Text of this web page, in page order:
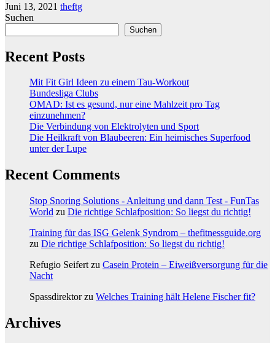
Juni 13, 2021 theftg
Suchen
Suchen
Recent Posts
Mit Fit Girl Ideen zu einem Tau-Workout
Bundesliga Clubs
OMAD: Ist es gesund, nur eine Mahlzeit pro Tag
einzunehmen?
Die Verbindung von Elektrolyten und Sport
Die Heilkraft von Blaubeeren: Ein heimisches Superfood
unter der Lupe
Recent Comments
Stop Snoring Solutions - Anleitung und dann Test - FunTas
World zu Die richtige Schlafposition: So liegst du richtig!
Training für das ISG Gelenk Syndrom – thefitnessguide.org
zu Die richtige Schlafposition: So liegst du richtig!
Refugio Seifert zu Casein Protein – Eiweißversorgung für die
Nacht
Spassdirektorzu Welches Training hält Helene Fischer fit?
Archives